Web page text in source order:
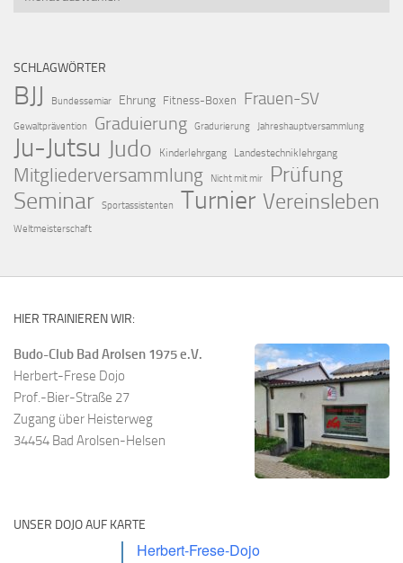
SCHLAGWÖRTER
BJJ Bundessemiar Ehrung Fitness-Boxen Frauen-SV
Gewaltprävention Graduierung Gradurierung Jahreshauptversammlung
Ju-Jutsu Judo Kinderlehrgang Landestechniklehrgang
Mitgliederversammlung Nicht mit mir Prüfung
Seminar Sportassistenten Turnier Vereinsleben
Weltmeisterschaft
HIER TRAINIEREN WIR:
Budo-Club Bad Arolsen 1975 e.V.
Herbert-Frese Dojo
Prof.-Bier-Straße 27
Zugang über Heisterweg
34454 Bad Arolsen-Helsen
UNSER DOJO AUF KARTE
Herbert-Frese-Dojo